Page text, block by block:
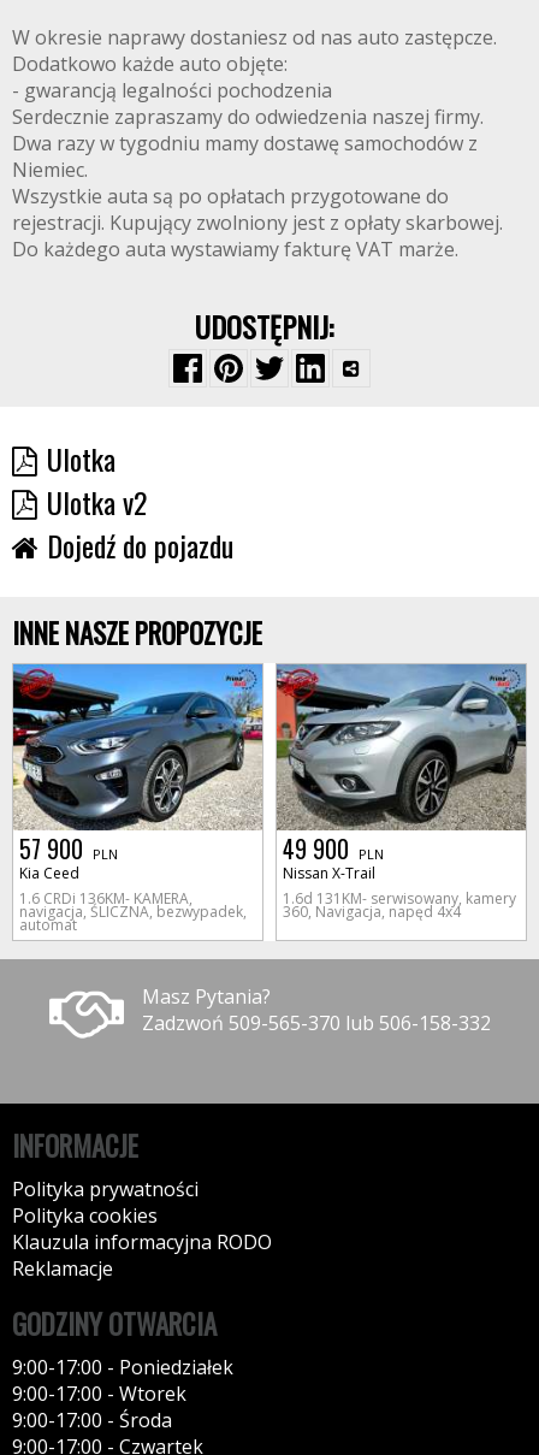
W okresie naprawy dostaniesz od nas auto zastępcze.
Dodatkowo każde auto objęte:
- gwarancją legalności pochodzenia
Serdecznie zapraszamy do odwiedzenia naszej firmy.
Dwa razy w tygodniu mamy dostawę samochodów z
Niemiec.
Wszystkie auta są po opłatach przygotowane do
rejestracji. Kupujący zwolniony jest z opłaty skarbowej.
Do każdego auta wystawiamy fakturę VAT marże.
UDOSTĘPNIJ:
Ulotka
Ulotka v2
Dojedź do pojazdu
INNE NASZE PROPOZYCJE
57 900 PLN
Kia Ceed
1.6 CRDi 136KM- KAMERA,
navigacja, ŚLICZNA, bezwypadek,
automat
49 900 PLN
Nissan X-Trail
1.6d 131KM- serwisowany, kamery
360, Navigacja, napęd 4x4
Masz Pytania?
Zadzwoń 509-565-370 lub 506-158-332
INFORMACJE
Polityka prywatności
Polityka cookies
Klauzula informacyjna RODO
Reklamacje
GODZINY OTWARCIA
9:00-17:00 - Poniedziałek
9:00-17:00 - Wtorek
9:00-17:00 - Środa
9:00-17:00 - Czwartek